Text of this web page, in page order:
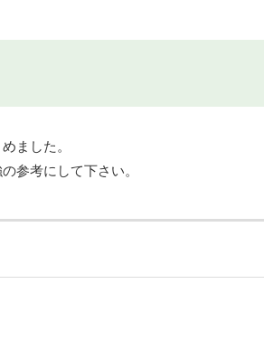
ました。
参考にして下さい。